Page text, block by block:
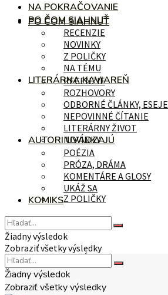
PO ČOM SIAHNUŤ
RECENZIE
NOVINKY
Z POLIČKY
NA TÉMU
NA POKRAČOVANIE
PO ČOM SIAHNUŤ
RECENZIE
NOVINKY
Z POLIČKY
NA TÉMU
LITERÁRNA KAVIAREŇ
ROZHOVORY
ODBORNÉ ČLÁNKY, ESEJE
NEPOVINNÉ ČÍTANIE
LITERÁRNY ŽIVOT
AUTORI UVÁDZAJÚ
POÉZIA
PRÓZA, DRÁMA
KOMENTÁRE A GLOSY
UKÁŽ SA
KOMIKS
Žiadny výsledok
Zobraziť všetky výsledky
Žiadny výsledok
Zobraziť všetky výsledky